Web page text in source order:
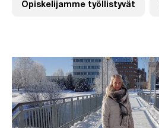
Opiskelijamme työllistyvät